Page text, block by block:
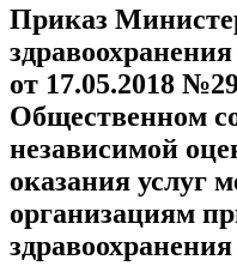
Приказ
от 17.05.2018
Общественном
независимой
оказания услуг
организациям